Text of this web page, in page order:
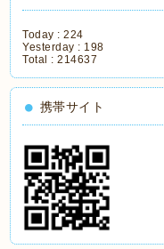
Today :224
Yesterday : 198
Total :214637
携帯サイト